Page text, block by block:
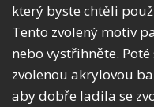
který byste chtěli
Tento zvolený motiv
nebo vystřihněte.
zvolenou akrylovou
aby dobře ladila se